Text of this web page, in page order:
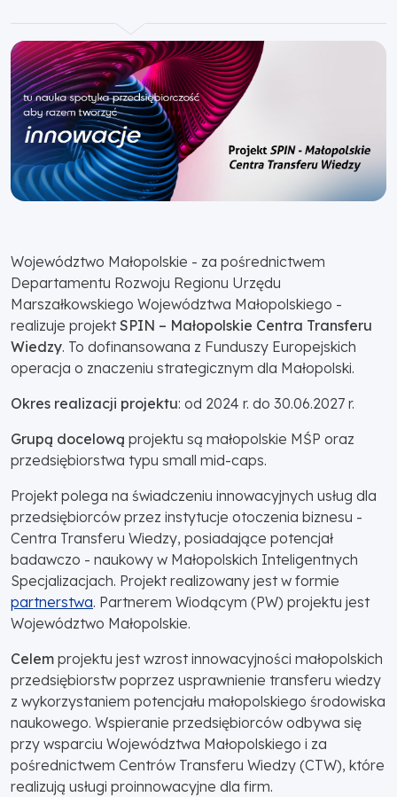
Województwo Małopolskie - za pośrednictwem
Departamentu Rozwoju Regionu Urzędu
Marszałkowskiego Województwa Małopolskiego -
realizuje projektSPIN – Małopolskie Centra Transferu
Wiedzy. To dofinansowana z Funduszy Europejskich
operacja o znaczeniu strategicznym dla Małopolski.
Okres realizacji projektu: od 2024 r. do 30.06.2027 r.
Grupą docelową projektu są małopolskie MŚP oraz
przedsiębiorstwa typu small mid-caps.
Projekt polega na świadczeniu innowacyjnych usług dla
przedsiębiorców przez instytucje otoczenia biznesu -
Centra Transferu Wiedzy, posiadające potencjał
badawczo - naukowy w Małopolskich Inteligentnych
Specjalizacjach. Projekt realizowany jest w formie
partnerstwa. Partnerem Wiodącym (PW) projektu jest
Województwo Małopolskie.
Celem projektu jest wzrost innowacyjności małopolskich
przedsiębiorstw poprzez usprawnienie transferu wiedzy
z wykorzystaniem potencjału małopolskiego środowiska
naukowego. Wspieranie przedsiębiorców odbywa się
przy wsparciu Województwa Małopolskiego i za
pośrednictwem Centrów Transferu Wiedzy (CTW), które
realizują usługi proinnowacyjne dla firm.